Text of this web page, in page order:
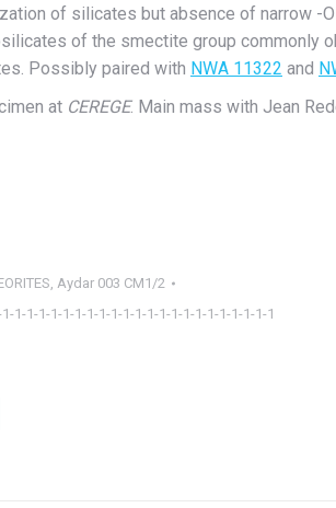
of silicates but absence of narrow -
of the smectite group commonly
Possibly paired with NWA 11322 and
at CEREGE. Main mass with Jean
, Aydar 003 CM1/2
1-1-1-1-1-1-1-1-1-1-1-1-1-1-1-1-1-1-1-1-1-1